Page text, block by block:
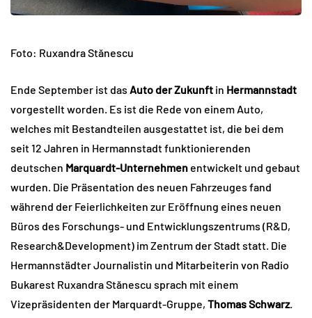
Foto: Ruxandra Stănescu
Ende September ist das Auto der Zukunft in Hermannstadt
vorgestellt worden. Es ist die Rede von einem Auto,
welches mit Bestandteilen ausgestattet ist, die bei dem
seit 12 Jahren in Hermannstadt funktionierenden
deutschen Marquardt-Unternehmen entwickelt und gebaut
wurden. Die Präsentation des neuen Fahrzeuges fand
während der Feierlichkeiten zur Eröffnung eines neuen
Büros des Forschungs- und Entwicklungszentrums (R&D,
Research&Development) im Zentrum der Stadt statt. Die
Hermannstädter Journalistin und Mitarbeiterin von Radio
Bukarest Ruxandra Stănescu sprach mit einem
Vizepräsidenten der Marquardt-Gruppe, Thomas Schwarz.